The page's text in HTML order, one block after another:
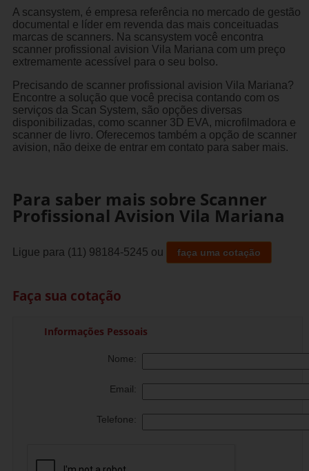
A scansystem, é empresa referência no mercado de gestão
documental e líder em revenda das mais conceituadas
marcas de scanners. Na scansystem você encontra
scanner profissional avision Vila Mariana com um preço
extremamente acessível para o seu bolso.
Precisando de scanner profissional avision Vila Mariana?
Encontre a solução que você precisa contando com os
serviços da Scan System, são opções diversas
disponibilizadas, como scanner 3D EVA, microfilmadora e
scanner de livro. Oferecemos também a opção de scanner
avision, não deixe de entrar em contato para saber mais.
Para saber mais sobre Scanner
Profissional Avision Vila Mariana
Ligue para (11) 98184-5245 ou faça uma cotação
Faça sua cotação
Informações Pessoais
Nome:
Email:
Telefone: